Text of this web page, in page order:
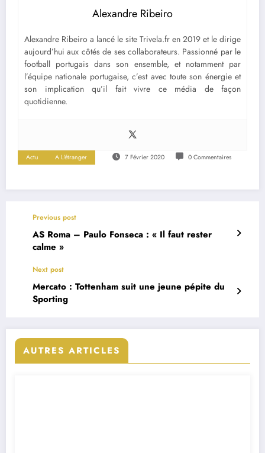
Alexandre Ribeiro
Alexandre Ribeiro a lancé le site Trivela.fr en 2019 et le dirige
aujourd’hui aux côtés de ses collaborateurs. Passionné par le
football portugais dans son ensemble, et notamment par
l’équipe nationale portugaise, c’est avec toute son énergie et
son implication qu’il fait vivre ce média de façon
quotidienne.
Actu A L'étranger 7 Février 2020 0 Commentaires
Previous post
AS Roma – Paulo Fonseca : « Il faut rester
calme »
Next post
Mercato : Tottenham suit une jeune pépite du
Sporting
AUTRES ARTICLES